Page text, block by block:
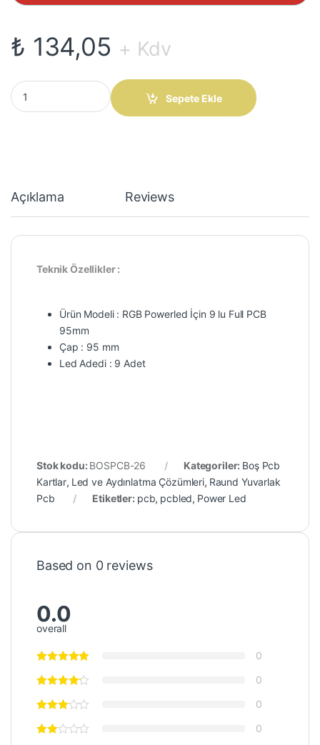
₺ 134,05 + Kdv
RGB Powerled İçin 9 lu Full Pcb 95mm quantity
Sepete Ekle
Açıklama Reviews
Teknik Özellikler :
Ürün Modeli : RGB Powerled İçin 9 lu Full PCB
95mm
Çap : 95 mm
Led Adedi : 9 Adet
Stok kodu: BOSPCB-26 Kategoriler: Boş Pcb
Kartlar, Led ve Aydınlatma Çözümleri, Raund Yuvarlak
Pcb
Etiketler: pcb, pcbled, Power Led
Based on 0 reviews
0.0
overall
0
0
0
0